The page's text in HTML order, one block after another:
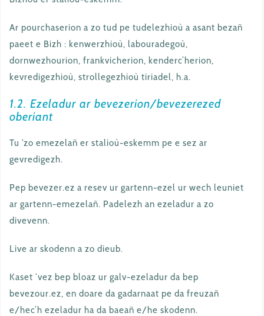
Ar pourchaserion a zo tud pe tudelezhioù a asant bezañ
paeet e Bizh : kenwerzhioù, labouradegoù,
dornwezhourion, frankvicherion, kenderc’herion,
kevredigezhioù, strollegezhioù tiriadel, h.a.
1.2. Ezeladur ar bevezerion/bevezerezed
oberiant
Tu ‘zo emezelañ er stalioù-eskemm pe e sez ar
gevredigezh.
Pep bevezer.ez a resev ur gartenn-ezel ur wech leuniet
ar gartenn-emezelañ. Padelezh an ezeladur a zo
divevenn.
Live ar skodenn a zo dieub.
Kaset ‘vez bep bloaz ur galv-ezeladur da bep
bevezour.ez, en doare da gadarnaat pe da freuzañ
e/hec’h ezeladur ha da baeañ e/he skodenn.